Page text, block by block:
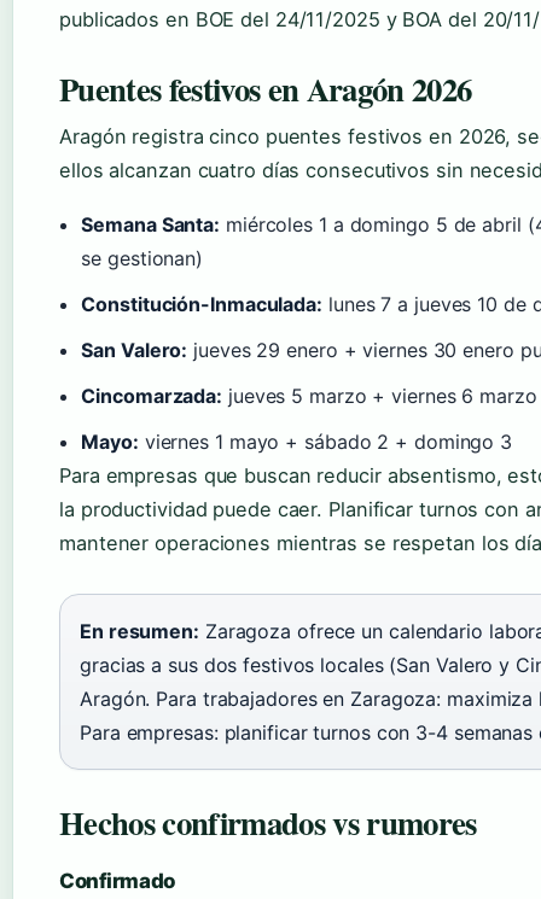
publicados en BOE del 24/11/2025 y BOA del 20/
Puentes festivos en Aragón 2026
Aragón registra cinco puentes festivos en 2026,
ellos alcanzan cuatro días consecutivos sin
Semana Santa: miércoles 1 a domingo 5 de abril
se gestionan)
Constitución-Inmaculada: lunes 7 a jueves 10
San Valero: jueves 29 enero + viernes 30 enero
Cincomarzada: jueves 5 marzo + viernes 6
Mayo: viernes 1 mayo + sábado 2 + domingo 3
Para empresas que buscan reducir absentismo,
la productividad puede caer. Planificar turnos con
mantener operaciones mientras se respetan los
En resumen: Zaragoza ofrece un calendario
gracias a sus dos festivos locales (San Valero y
Aragón. Para trabajadores en Zaragoza:
Para empresas: planificar turnos con 3-4
Hechos confirmados vs rumores
Confirmado